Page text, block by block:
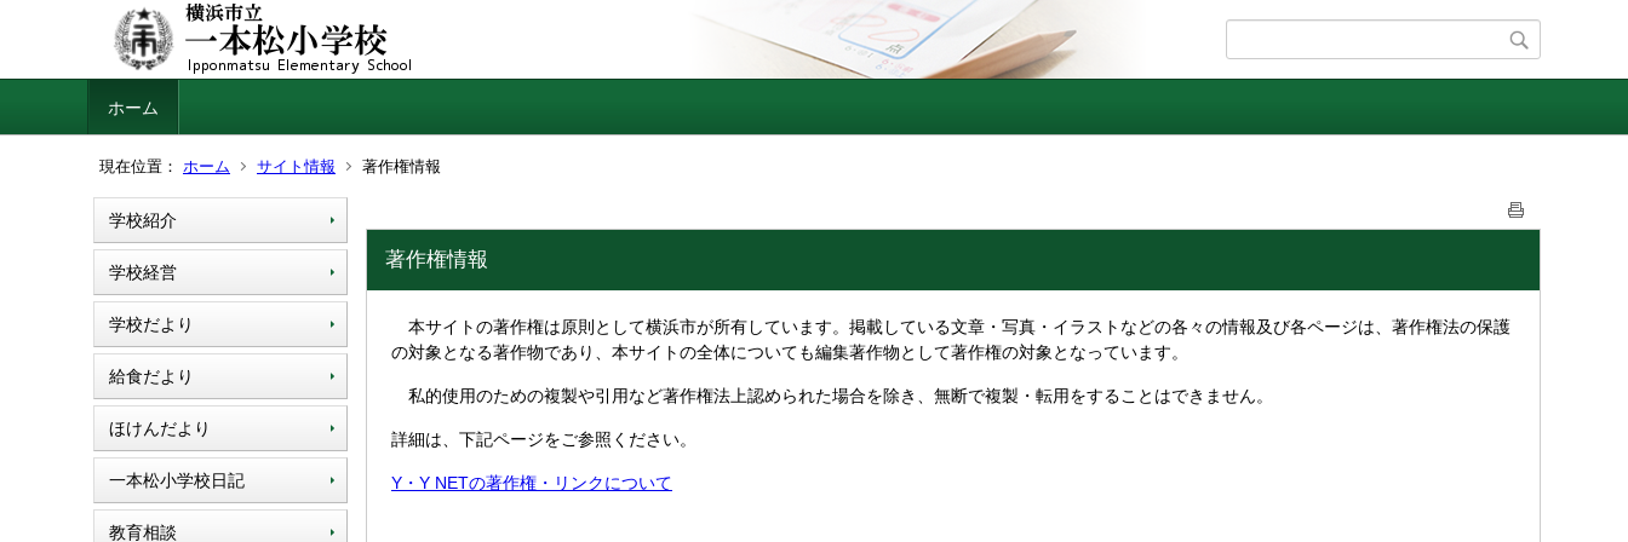
ホーム
現在位置： ホーム サイト情報 著作権情報
学校紹介
学校経営
学校だより
給食だより
ほけんだより
一本松小学校日記
教育相談
著作権情報
本サイトの著作権は原則として横浜市が所有しています。掲載している文章・写真・イラストなどの各々の情報及び各ページは、著作権法の保護
の対象となる著作物であり、本サイトの全体についても編集著作物として著作権の対象となっています。
私的使用のための複製や引用など著作権法上認められた場合を除き、無断で複製・転用をすることはできません。
詳細は、下記ページをご参照ください。
Y・Y NETの著作権・リンクについて